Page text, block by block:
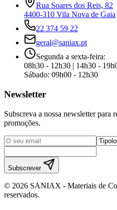
Rua Soares dos Reis, 82
4400-310 Vila Nova de Gaia
22 374 59 22
geral@saniax.pt
Segunda a sexta-feira:
08h30 - 12h30 | 14h30 -
Sábado: 09h00 - 12h30
Newsletter
Subscreva a nossa newsletter para
promoções.
Subscrever
© 2026 SANIAX - Materiais de
reservados.